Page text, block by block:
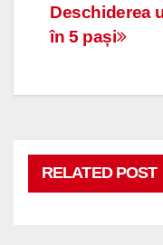
Navigare
articole
Deschiderea
în 5 pași
RELATED POST